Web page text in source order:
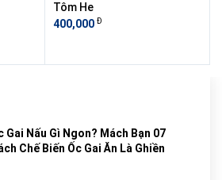
Gai Nấu Gì Ngon? Mách Bạn 07
Chế Biến Ốc Gai Ăn Là Ghiền
Tôm He
400,000 Đ